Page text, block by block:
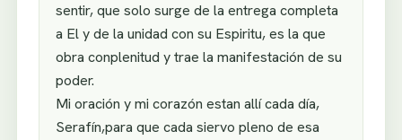
sentir, que solo surge de la entrega completa
a El y de la unidad con su Espiritu, es la que
obra conplenitud y trae la manifestación de su
poder.
Mi oración y mi corazón estan allí cada día,
Serafín,para que cada siervo pleno de esa